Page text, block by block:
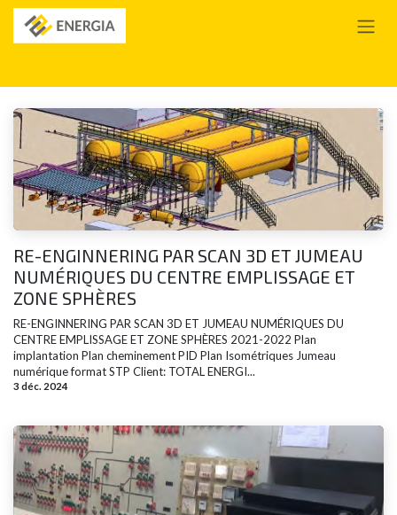
Se rendre au contenu
RE-ENGINNERING PAR SCAN 3D ET JUMEAU
NUMÉRIQUES DU CENTRE EMPLISSAGE ET
ZONE SPHÈRES
RE-ENGINNERING PAR SCAN 3D ET JUMEAU NUMÉRIQUES DU
CENTRE EMPLISSAGE ET ZONE SPHÈRES 2021-2022 Plan
implantation Plan cheminement PID Plan Isométriques Jumeau
numérique format STP Client: TOTAL ENERGI...
3 déc. 2024